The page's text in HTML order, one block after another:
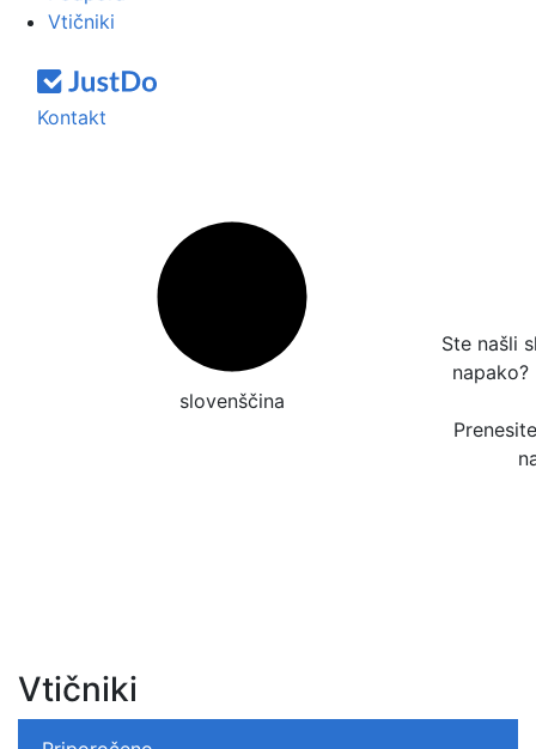
Vtičniki
Kontakt
slovenščina
Ste našli
napako?
Vtičniki